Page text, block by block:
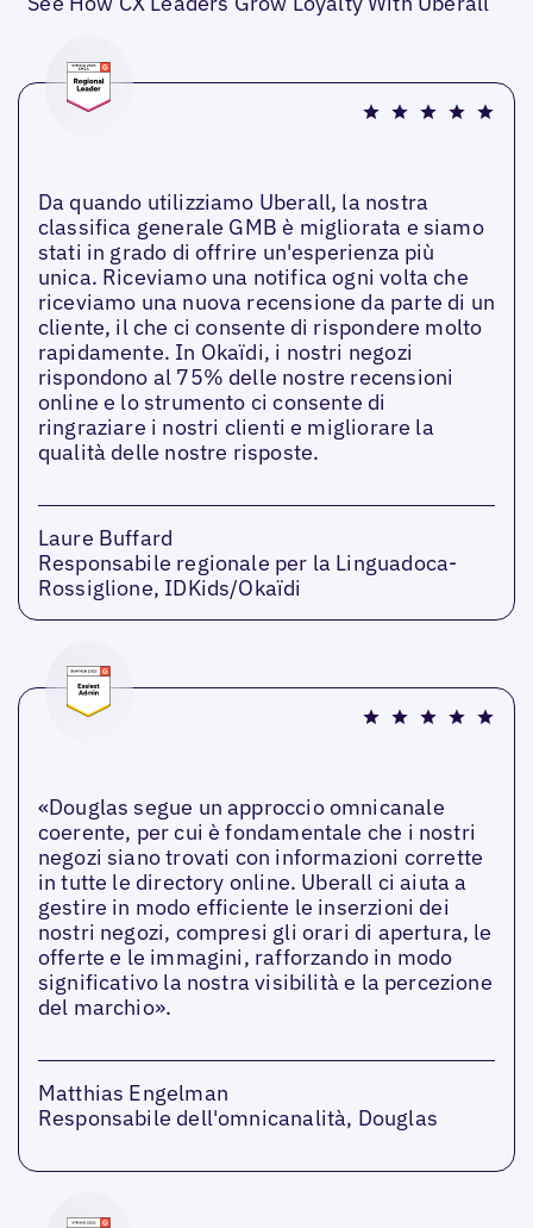
Da quando utilizziamo Uberall, la nostra
classifica generale GMB è migliorata e siamo
stati in grado di offrire un'esperienza più
unica. Riceviamo una notifica ogni volta che
riceviamo una nuova recensione da parte di un
cliente, il che ci consente di rispondere molto
rapidamente. In Okaïdi, i nostri negozi
rispondono al 75% delle nostre recensioni
online e lo strumento ci consente di
ringraziare i nostri clienti e migliorare la
qualità delle nostre risposte.
Laure Buffard
Responsabile regionale per la Linguadoca-
Rossiglione, IDKids/Okaïdi
«Douglas segue un approccio omnicanale
coerente, per cui è fondamentale che i nostri
negozi siano trovati con informazioni corrette
in tutte le directory online. Uberall ci aiuta a
gestire in modo efficiente le inserzioni dei
nostri negozi, compresi gli orari di apertura, le
offerte e le immagini, rafforzando in modo
significativo la nostra visibilità e la percezione
del marchio».
Matthias Engelman
Responsabile dell'omnicanalità, Douglas